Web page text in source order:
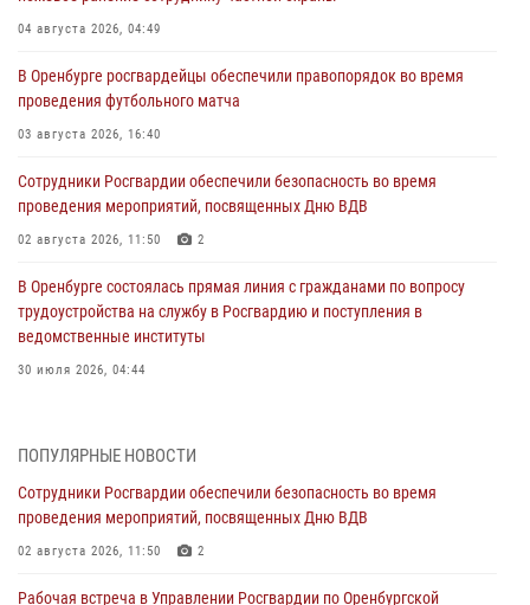
04 августа 2026, 04:49
В Оренбурге росгвардейцы обеспечили правопорядок во время
проведения футбольного матча
03 августа 2026, 16:40
Сотрудники Росгвардии обеспечили безопасность во время
проведения мероприятий, посвященных Дню ВДВ
02 августа 2026, 11:50 2
В Оренбурге состоялась прямая линия с гражданами по вопросу
трудоустройства на службу в Росгвардию и поступления в
ведомственные институты
30 июля 2026, 04:44
28 июля 2026, 09:41 1
Росгвардейцы обеспечили правопорядок на праздновании Дня
ВМФ в Оренбурге
27 июля 2026, 14:36 2
ПОПУЛЯРНЫЕ НОВОСТИ
Сотрудники Росгвардии обеспечили безопасность во время
проведения мероприятий, посвященных Дню ВДВ
02 августа 2026, 11:50 2
Рабочая встреча в Управлении Росгвардии по Оренбургской